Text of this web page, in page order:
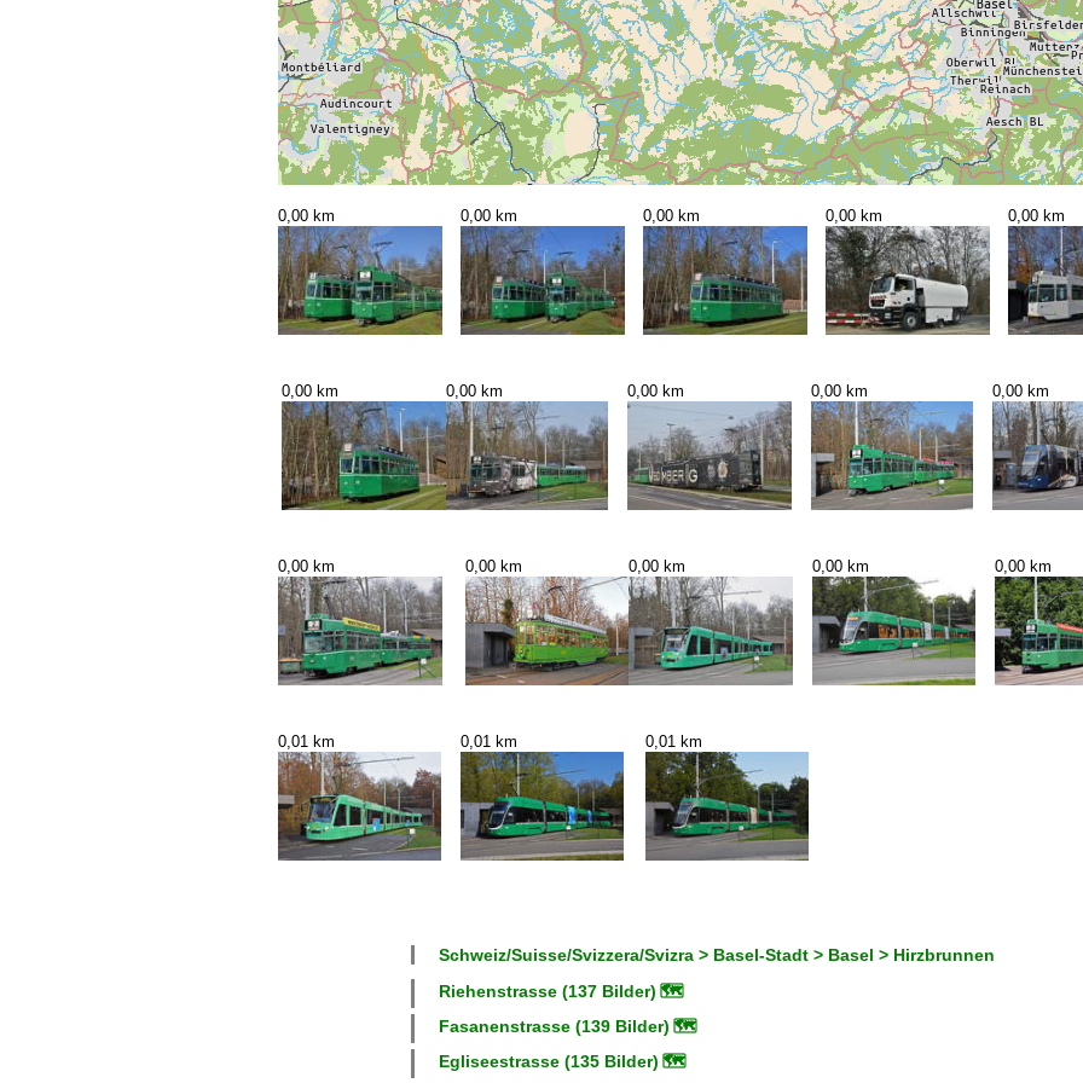
0,00 km 0,00 km 0,00 km 0,00 km 0,00 km
0,00 km 0,00 km 0,00 km 0,00 km 0,00 km
0,00 km 0,00 km 0,00 km 0,00 km 0,00 km
0,01 km 0,01 km 0,01 km
Schweiz/Suisse/Svizzera/Svizra > Basel-Stadt > Basel > Hirzbrunnen
Riehenstrasse (137 Bilder) 🗺
Fasanenstrasse (139 Bilder) 🗺
Egliseestrasse (135 Bilder) 🗺